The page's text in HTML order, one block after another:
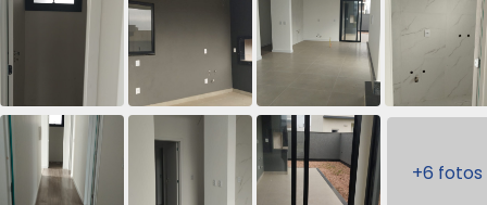
+6 fotos